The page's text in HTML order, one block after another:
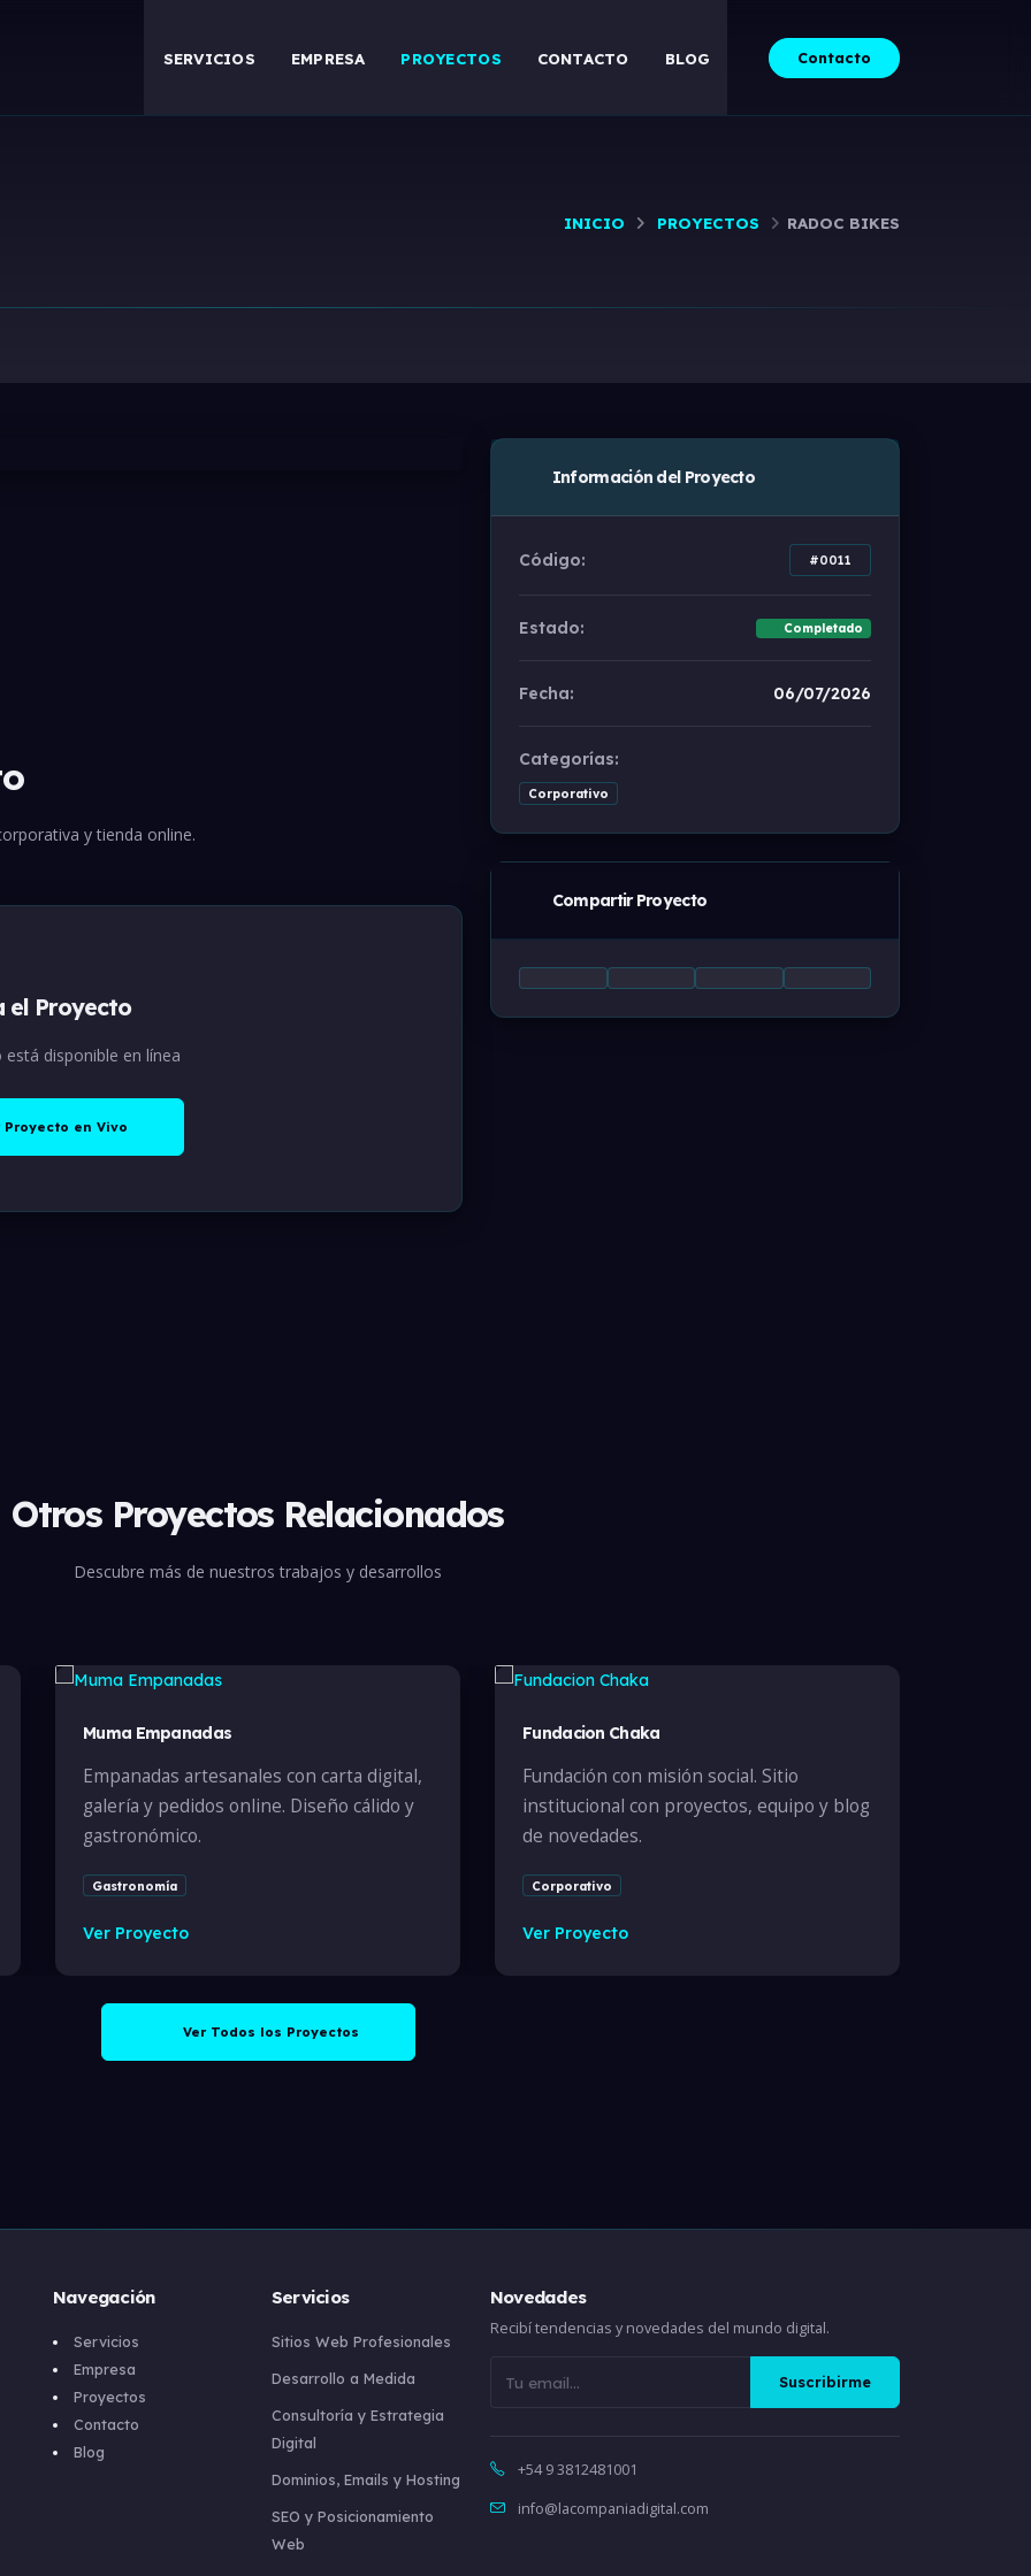
SERVICIOS EMPRESA PROYECTOS CONTACTO BLOG Contacto
INICIO PROYECTOS RADOC BIKES
y tienda online.
el Proyecto
está disponible en línea
Proyecto en Vivo
Información del Proyecto
Código: #0011
Estado: Completado
Fecha: 06/07/2026
Categorías:
Corporativo
Compartir Proyecto
Otros Proyectos Relacionados
Descubre más de nuestros trabajos y desarrollos
Muma Empanadas
Empanadas artesanales con carta digital,
galería y pedidos online. Diseño cálido y
gastronómico.
Gastronomía
Ver Proyecto
Fundacion Chaka
Fundación con misión social. Sitio
institucional con proyectos, equipo y blog
de novedades.
Corporativo
Ver Proyecto
Ver Todos los Proyectos
Navegación
Servicios
Empresa
Proyectos
Contacto
Blog
Servicios
Sitios Web Profesionales
Desarrollo a Medida
Consultoría y Estrategia
Digital
Dominios, Emails y Hosting
SEO y Posicionamiento
Web
Novedades
Recibí tendencias y novedades del mundo digital.
Suscribirme
+54 9 3812481001
info@lacompaniadigital.com